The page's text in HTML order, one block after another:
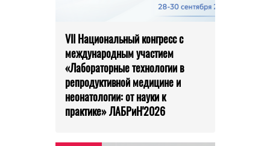
VII Национальный конгресс с
международным участием
«Лабораторные технологии в
репродуктивной медицине и
неонатологии: от науки к
практике» ЛАБРиН'2026